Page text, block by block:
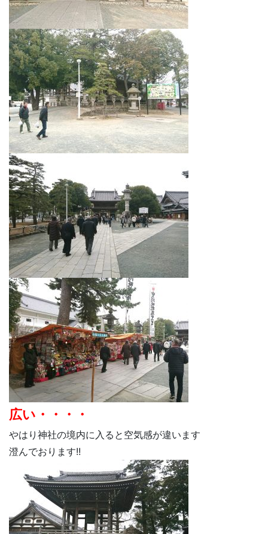
広い・・・・
やはり神社の境内に入ると空気感が違います
澄んでおります!!